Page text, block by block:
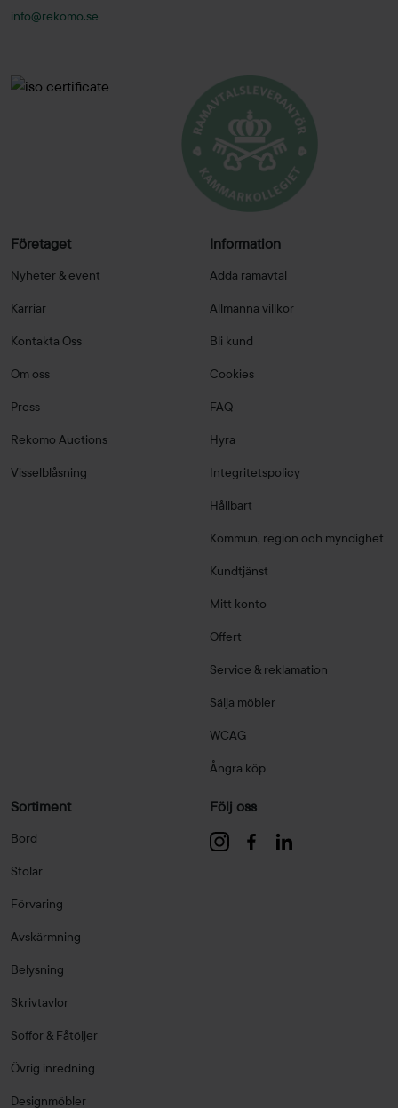
info@rekomo.se
Företaget
Nyheter & event
Karriär
Kontakta Oss
Om oss
Press
Rekomo Auctions
Visselblåsning
Information
Adda ramavtal
Allmänna villkor
Bli kund
Cookies
FAQ
Hyra
Integritetspolicy
Hållbart
Kommun, region och myndighet
Kundtjänst
Mitt konto
Offert
Service & reklamation
Sälja möbler
WCAG
Ångra köp
Sortiment
Bord
Stolar
Förvaring
Avskärmning
Belysning
Skrivtavlor
Soffor & Fåtöljer
Övrig inredning
Designmöbler
Följ oss